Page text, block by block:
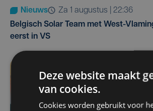
Nieuws
za 1 augustus | 22:36
Belgisch Solar Team met West-
eerst in VS
Deze website maakt
van cookies.
Cookies worden gebruikt voor